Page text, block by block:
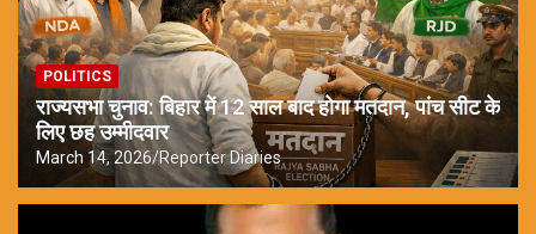
POLITICS
राज्यसभा चुनाव: बिहार में 12 साल बाद होगा मतदान, पांच सीट के
लिए छह उम्मीदवार
March 14, 2026 Reporter Diaries